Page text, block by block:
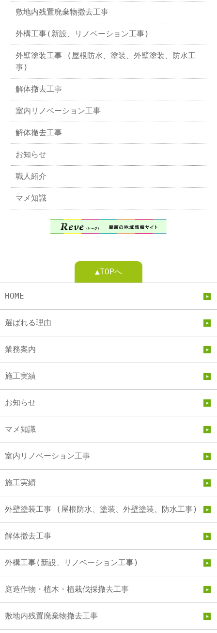
敷地内残置廃棄物撤去工事
外構工事(新設、リノベーション工事)
外壁塗装工事 (屋根防水、塗装、外壁塗装、防水工
事)
解体撤去工事
室内リノベーション工事
解体撤去工事
お知らせ
職人紹介
マメ知識
▲TOPへ
HOME
選ばれる理由
業務案内
施工実績
お知らせ
マメ知識
室内リノベーション工事
施工実績
外壁塗装工事 (屋根防水、塗装、外壁塗装、防水工事)
解体撤去工事
外構工事(新設、リノベーション工事)
庭造作物・植木・植栽伐採撤去工事
敷地内残置廃棄物撤去工事